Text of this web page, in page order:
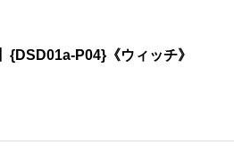
P04}《ウィッチ》